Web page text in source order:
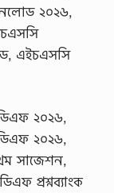
২০২৬,
এইচএসসি
২০২৬,
২০২৬,
সাজেশন,
প্রশ্নব্যাংক